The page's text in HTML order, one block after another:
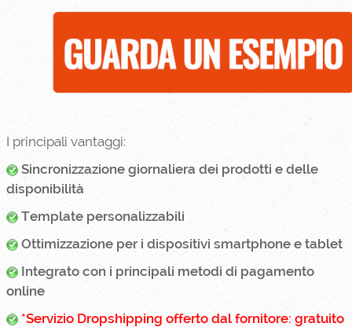
I principali vantaggi:
Sincronizzazione giornaliera dei prodotti e delle
disponibilità
Template personalizzabili
Ottimizzazione per i dispositivi smartphone e tablet
Integrato con i principali metodi di pagamento
online
*Servizio Dropshipping offerto dal fornitore: gratuito